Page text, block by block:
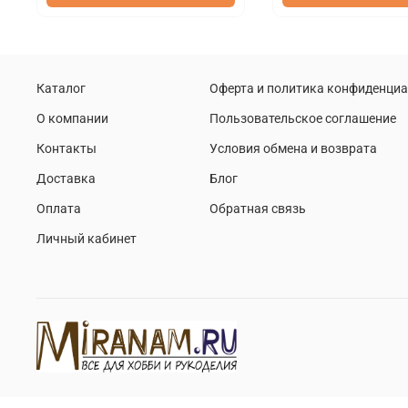
Каталог
О компании
Контакты
Доставка
Оплата
Личный кабинет
Оферта и политика
Пользовательское соглашение
Условия обмена и возврата
Блог
Обратная связь